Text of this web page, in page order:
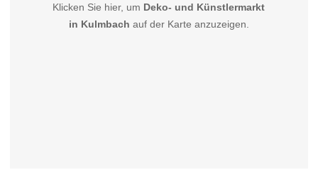
Klicken Sie hier, um Deko- und Künstlermarkt
in Kulmbach auf der Karte anzuzeigen.